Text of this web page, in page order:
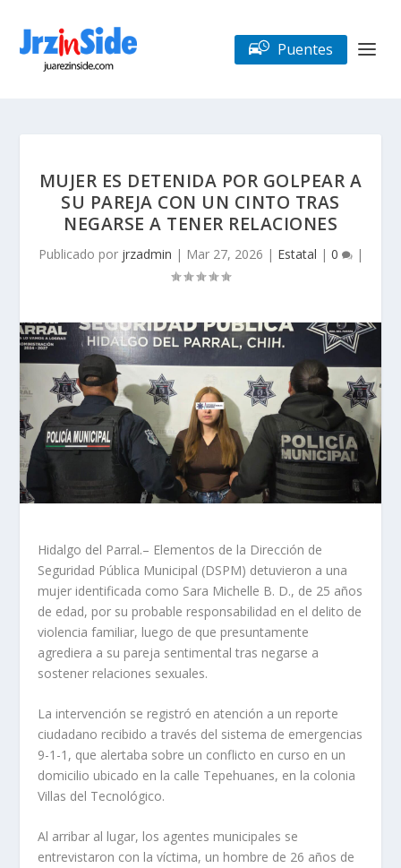
Puentes
MUJER ES DETENIDA POR GOLPEAR A
SU PAREJA CON UN CINTO TRAS
NEGARSE A TENER RELACIONES
Publicado por jrzadmin | Mar 27, 2026 | Estatal | 0 |
Hidalgo del Parral.– Elementos de la Dirección de
Seguridad Pública Municipal (DSPM) detuvieron a una
mujer identificada como Sara Michelle B. D., de 25 años
de edad, por su probable responsabilidad en el delito de
violencia familiar, luego de que presuntamente
agrediera a su pareja sentimental tras negarse a
sostener relaciones sexuales.
La intervención se registró en atención a un reporte
ciudadano recibido a través del sistema de emergencias
9-1-1, que alertaba sobre un conflicto en curso en un
domicilio ubicado en la calle Tepehuanes, en la colonia
Villas del Tecnológico.
Al arribar al lugar, los agentes municipales se
entrevistaron con la víctima, un hombre de 26 años de